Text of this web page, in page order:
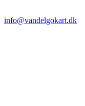
info@vandelgokart.dk